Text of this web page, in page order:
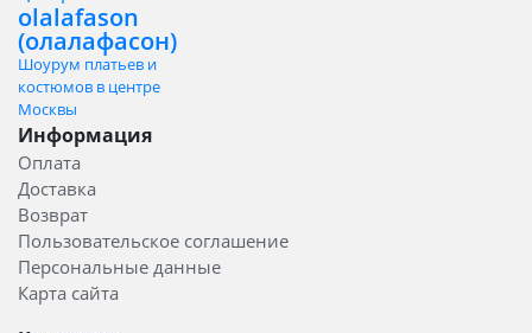
olalafason
(олалафасон)
Шоурум платьев и
костюмов в центре
Москвы
Информация
Оплата
Доставка
Возврат
Пользовательское соглашение
Персональные данные
Карта сайта